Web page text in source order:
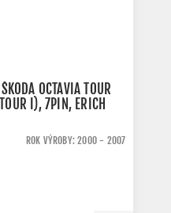
OCTAVIA TOUR
I), 7PIN, ERICH
ROK VÝROBY: 2000 - 2007